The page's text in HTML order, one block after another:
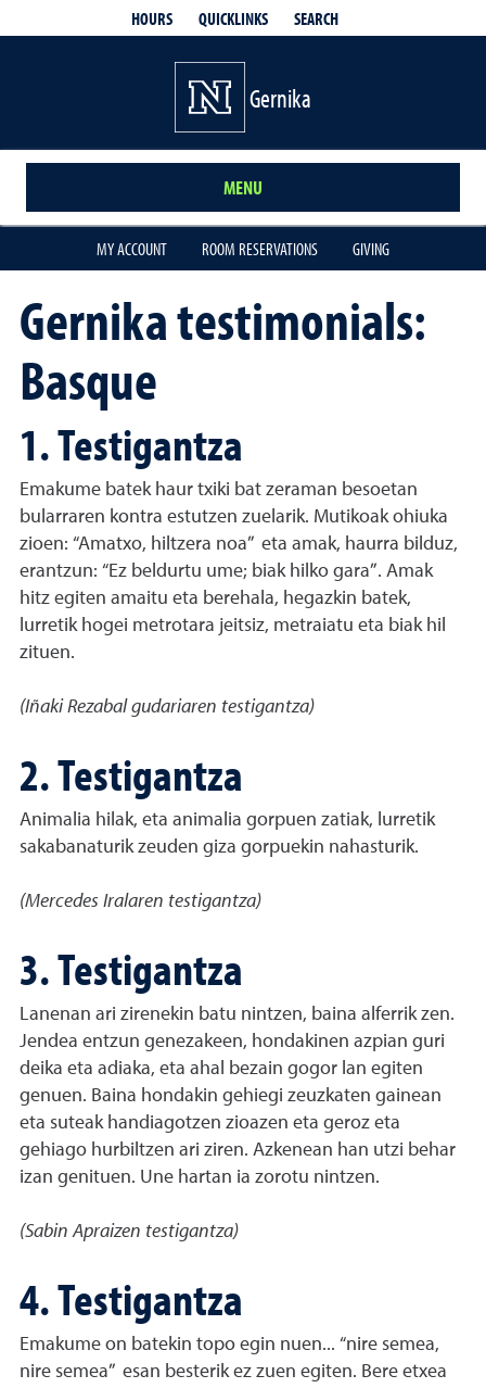
HOURS QUICKLINKS SEARCH
Gernika
MENU
MY ACCOUNT ROOM RESERVATIONS GIVING
Gernika testimonials:
Basque
1. Testigantza
Emakume batek haur txiki bat zeraman besoetan
bularraren kontra estutzen zuelarik. Mutikoak ohiuka
zioen: “Amatxo, hiltzera noa” eta amak, haurra bilduz,
erantzun: “Ez beldurtu ume; biak hilko gara”. Amak
hitz egiten amaitu eta berehala, hegazkin batek,
lurretik hogei metrotara jeitsiz, metraiatu eta biak hil
zituen.
(Iñaki Rezabal gudariaren testigantza)
2. Testigantza
Animalia hilak, eta animalia gorpuen zatiak, lurretik
sakabanaturik zeuden giza gorpuekin nahasturik.
(Mercedes Iralaren testigantza)
3. Testigantza
Lanenan ari zirenekin batu nintzen, baina alferrik zen.
Jendea entzun genezakeen, hondakinen azpian guri
deika eta adiaka, eta ahal bezain gogor lan egiten
genuen. Baina hondakin gehiegi zeuzkaten gainean
eta suteak handiagotzen zioazen eta geroz eta
gehiago hurbiltzen ari ziren. Azkenean han utzi behar
izan genituen. Une hartan ia zorotu nintzen.
(Sabin Apraizen testigantza)
4. Testigantza
Emakume on batekin topo egin nuen... “nire semea,
nire semea” esan besterik ez zuen egiten. Bere etxea